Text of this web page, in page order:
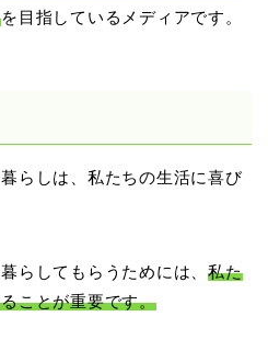
を目指しているメディアです。
らしは、私たちの生活に喜び
らしてもらうためには、私た
ことが重要です。